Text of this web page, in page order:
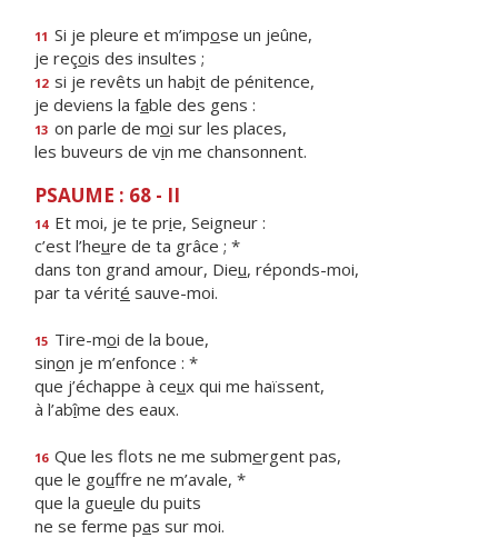
11 Si je pleure et m’impose un jeûne,
je reçois des insultes ;
12 si je revêts un habit de pénitence,
je deviens la fable des gens :
13 on parle de moi sur les places,
les buveurs de vin me chansonnent.
PSAUME : 68 - II
14 Et moi, je te prie, Seigneur :
c’est l’heure de ta grâce ; *
dans ton grand amour, Dieu, réponds-moi,
par ta vérité sauve-moi.
15 Tire-moi de la boue,
sinon je m’enfonce : *
que j’échappe à ceux qui me haïssent,
à l’abîme des eaux.
16 Que les flots ne me submergent pas,
que le gouffre ne m’avale, *
que la gueule du puits
ne se ferme pas sur moi.